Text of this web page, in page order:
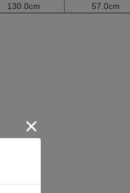
130.0cm 57.0cm